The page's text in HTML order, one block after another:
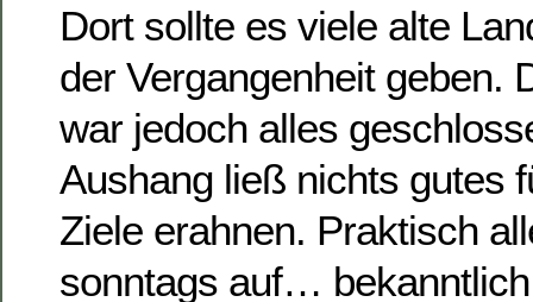
Dort sollte es viele alte
der Vergangenheit geben.
war jedoch alles
Aushang ließ nichts gutes
Ziele erahnen. Praktisch
sonntags auf…